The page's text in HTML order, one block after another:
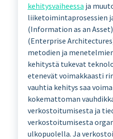
kehitysvaiheessa ja
liiketoimintaprosessien
(Information as an
(Enterprise
metodien ja
kehitystä tukevat
etenevät voimakkaasti
vauhtia kehitys saa
kokemattoman
verkostoitumisesta ja
verkostoitumisesta
ulkopuolella. Ja